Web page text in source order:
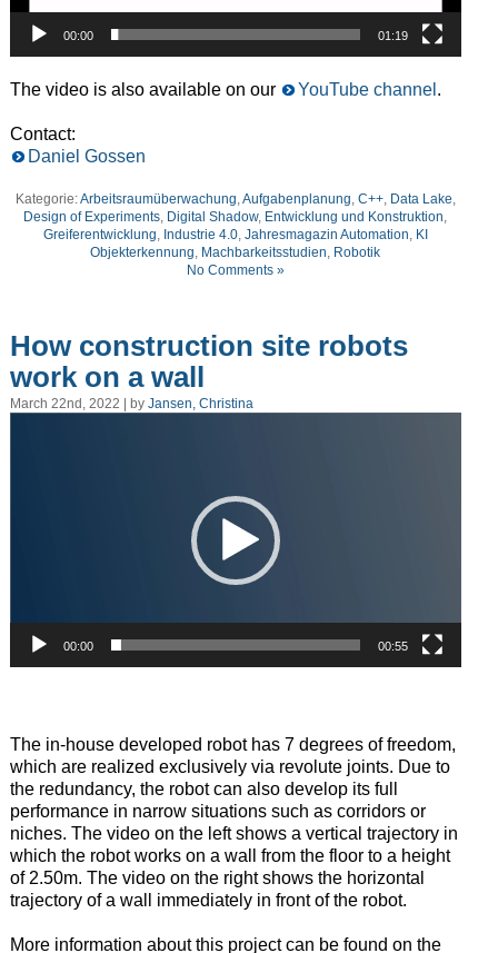
00:00 01:19
The video isalso availableon our YouTube channel .
Contact:
Daniel Gossen
Kategorie:Arbeitsraumüberwachung,Aufgabenplanung, C++, Data Lake,
Design of Experiments, Digital Shadow, Entwicklung und Konstruktion,
Greiferentwicklung, Industrie 4.0, Jahresmagazin Automation, KI
Objekterkennung, Machbarkeitsstudien, Robotik
No Comments »
How construction site robots
work on a wall
March 22nd, 2022 | by Jansen, Christina
00:00 00:55
The in-house developed robot has 7 degrees of freedom,
which are realized exclusively via revolute joints. Due to
the redundancy, the robot can also develop its full
performance in narrow situations such as corridors or
niches. The video on the left shows a vertical trajectory in
which the robot works on a wall from the floor to a height
of 2.50m. The video on the right shows the horizontal
trajectory of a wall immediately in front of the robot.
More information about this project can be found on the